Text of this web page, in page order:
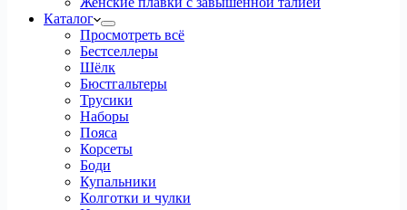
Каталог
Просмотреть всё
Бестселлеры
Шёлк
Бюстгальтеры
Трусики
Наборы
Пояса
Корсеты
Боди
Купальники
Колготки и чулки